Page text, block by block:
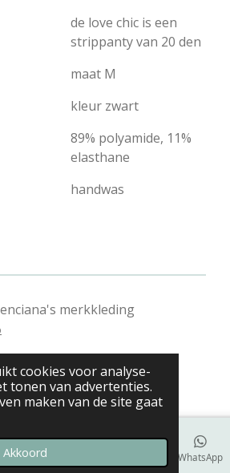
cookies voor analyse-
tonen van advertenties.
maken van de site gaat
Akkoord
de love chic is een
strippanty van 20 den
maat M
kleur zwart
89% polyamide, 11%
elasthane
handwas
merkkleding
WhatsApp